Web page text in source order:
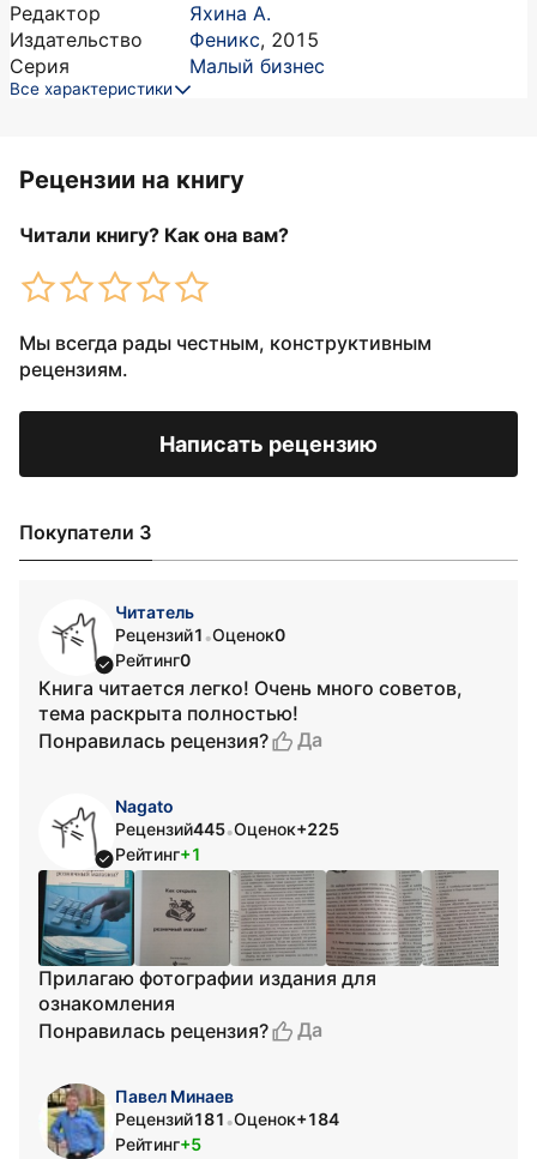
Редактор
Яхина А.
Издательство
Феникс, 2015
Серия
Малый бизнес
Все характеристики
Рецензии на книгу
Читали книгу? Как она вам?
Мы всегда рады честным, конструктивным
рецензиям.
Написать рецензию
Покупатели 3
Читатель
Рецензий1 •Оценок0
Рейтинг0
Книга читается легко! Очень много советов,
тема раскрыта полностью!
Понравилась рецензия?
Да
Nagato
Рецензий445•Оценок+225
Рейтинг+1
Прилагаю фотографии издания для
ознакомления
Понравилась рецензия?
Да
Павел Минаев
Рецензий181 •Оценок+184
Рейтинг+5